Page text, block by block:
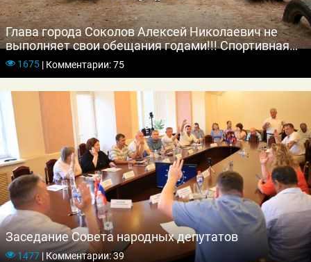
Глава города Соколов Алексей Николаевич не
выполняет свои обещания годами!!! Спортивная
общественность и депутаты сделали публичное
заявление.
1675 |Комментарии: 75
Заседание Совета народных депутатов
1477 |Комментарии: 39